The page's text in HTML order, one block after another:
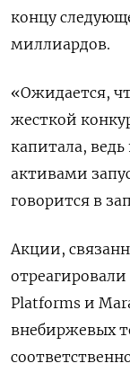
концу
миллиардов.
«Ожидается,
жесткой
капитала,
активами
говорится в
Акции,
Platforms и
внебиржевых